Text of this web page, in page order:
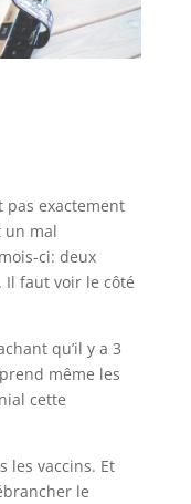
pas exactement
un mal
ci: deux
Il faut voir le côté
qu’il y a 3
même les
cette
les vaccins. Et
le